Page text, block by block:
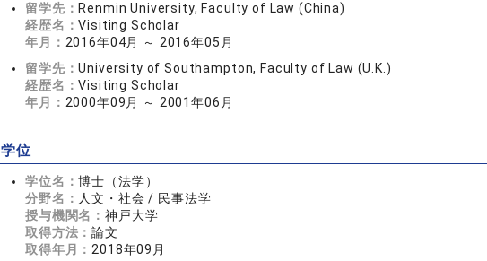
留学先： Renmin University, Faculty of Law (China)
経歴名：Visiting Scholar
年月： 2016年04月 ～ 2016年05月
留学先：University of Southampton, Faculty of Law (U.K.)
経歴名：Visiting Scholar
年月： 2000年09月 ～ 2001年06月
学位
学位名：博士（法学）
分野名： 人文・社会 / 民事法学
授与機関名：神戸大学
取得方法：論文
取得年月： 2018年09月